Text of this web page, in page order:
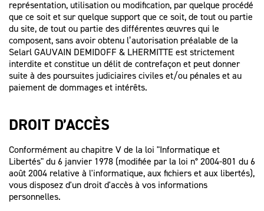
représentation, utilisation ou modification, par quelque procédé
que ce soit et sur quelque support que ce soit, de tout ou partie
du site, de tout ou partie des différentes œuvres qui le
composent, sans avoir obtenu l’autorisation préalable de la
Selarl GAUVAIN DEMIDOFF & LHERMITTE est strictement
interdite et constitue un délit de contrefaçon et peut donner
suite à des poursuites judiciaires civiles et/ou pénales et au
paiement de dommages et intérêts.
DROIT D’ACCÈS
Conformément au chapitre V de la loi "Informatique et
Libertés" du 6 janvier 1978 (modifiée par la loi n° 2004-801 du 6
août 2004 relative à l'informatique, aux fichiers et aux libertés),
vous disposez d'un droit d'accès à vos informations
personnelles.